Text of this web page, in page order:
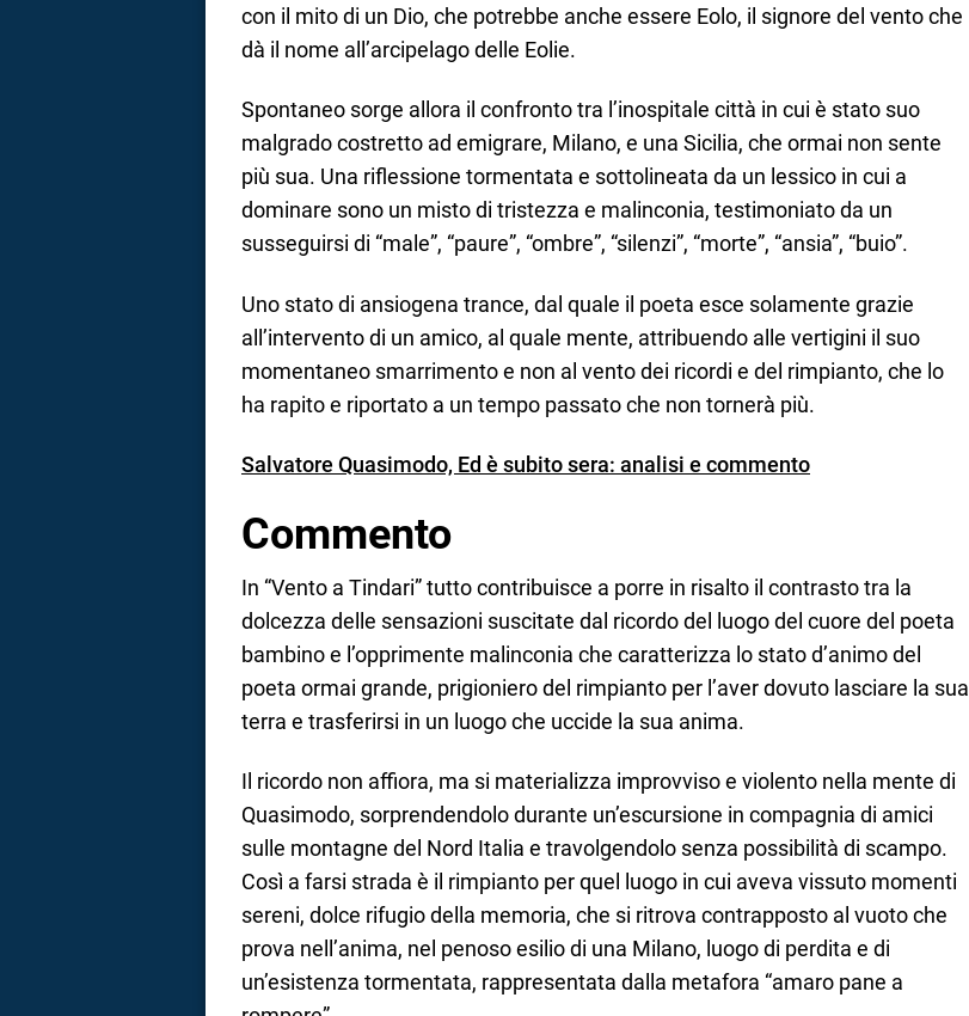
con il mito di un Dio, che potrebbe anche essere Eolo, il signore del vento che
dà il nome all’arcipelago delle Eolie.
Spontaneo sorge allora il confronto tra l’inospitale città in cui è stato suo
malgrado costretto ad emigrare, Milano, e una Sicilia, che ormai non sente
più sua. Una riflessione tormentata e sottolineata da un lessico in cui a
dominare sono un misto di tristezza e malinconia, testimoniato da un
susseguirsi di “male”, “paure”, “ombre”, “silenzi”, “morte”, “ansia”, “buio”.
Uno stato di ansiogena trance, dal quale il poeta esce solamente grazie
all’intervento di un amico, al quale mente, attribuendo alle vertigini il suo
momentaneo smarrimento e non al vento dei ricordi e del rimpianto, che lo
ha rapito e riportato a un tempo passato che non tornerà più.
Salvatore Quasimodo, Ed è subito sera: analisi e commento
Commento
In “Vento a Tindari” tutto contribuisce a porre in risalto il contrasto tra la
dolcezza delle sensazioni suscitate dal ricordo del luogo del cuore del poeta
bambino e l’opprimente malinconia che caratterizza lo stato d’animo del
poeta ormai grande, prigioniero del rimpianto per l’aver dovuto lasciare la sua
terra e trasferirsi in un luogo che uccide la sua anima.
Il ricordo non affiora, ma si materializza improvviso e violento nella mente di
Quasimodo, sorprendendolo durante un’escursione in compagnia di amici
sulle montagne del Nord Italia e travolgendolo senza possibilità di scampo.
Così a farsi strada è il rimpianto per quel luogo in cui aveva vissuto momenti
sereni, dolce rifugio della memoria, che si ritrova contrapposto al vuoto che
prova nell’anima, nel penoso esilio di una Milano, luogo di perdita e di
un’esistenza tormentata, rappresentata dalla metafora “amaro pane a